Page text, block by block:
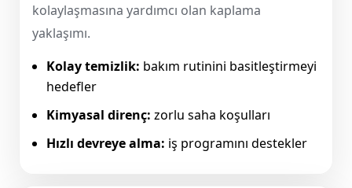
kolaylaşmasına yardımcı olan kaplama
yaklaşımı.
Kolay temizlik: bakım rutinini basitleştirmeyi
hedefler
Kimyasal direnç: zorlu saha koşulları
Hızlı devreye alma: iş programını destekler